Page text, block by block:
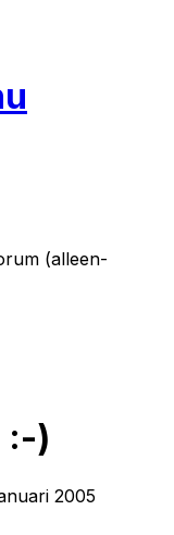
(alleen-
:-)
2005